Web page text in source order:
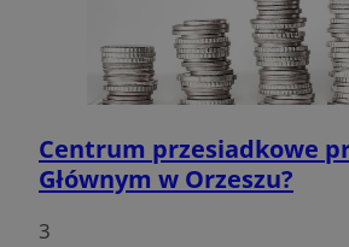
Centrum przesiadkowe
Głównym w Orzeszu?
3